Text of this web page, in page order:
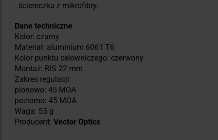
- ściereczka z mikrofibry.
Dane techniczne
Kolor: czarny
Materiał: aluminium 6061 T6
Kolor punktu celowniczego: czerwony
Montaż: RIS 22 mm
Zakres regulacji:
pionowo: 45 MOA
poziomo: 45 MOA
Waga: 55 g
Producent: Vector Optics